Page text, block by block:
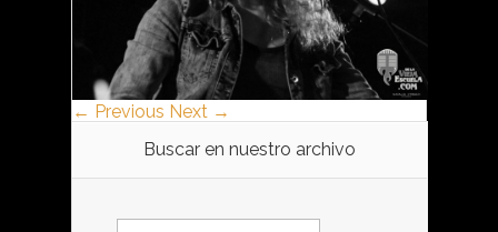
← Previous Next →
Buscar en nuestro archivo
Buscar: